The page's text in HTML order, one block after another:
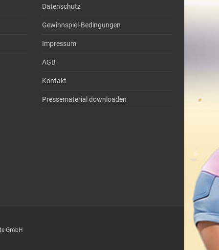
Datenschutz
Gewinnspiel-Bedingungen
Impressum
AGB
Kontakt
Pressematerial downloaden
GmbH